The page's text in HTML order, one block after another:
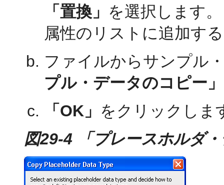
「置換」 を選択します
属性のリストに追加す
ファイルからサンプル
プル・データのコピー」
「OK」 をクリックしま
図29-4 「プレースホルダ